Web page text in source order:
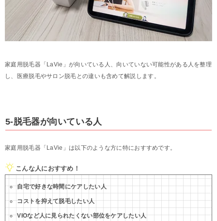
家庭用脱毛器「LaVie」が向いている人、向いていない可能性がある人を整理
し、医療脱毛やサロン脱毛との違いも含めて解説します。
5-脱毛器が向いている人
家庭用脱毛器「LaVie」は以下のような方に特におすすめです。
こんな人におすすめ！
自宅で好きな時間にケアしたい人
コストを抑えて脱毛したい人
VIOなど人に見られたくない部位をケアしたい人